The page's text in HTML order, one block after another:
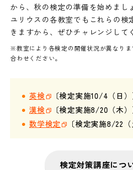
から、秋の検定の準備を始めまし
ユリウスの各教室でもこれらの検
きますから、ぜひチャレンジして
※教室により各検定の開催状況が異なり
合わせください。
英検
〔検定実施10/4（日）
漢検
〔検定実施8/20（木）
数学検定
〔検定実施8/22（
検定対策講座に